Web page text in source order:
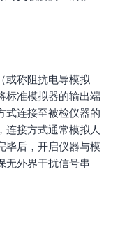
或称阻抗电导模拟
标准模拟器的输出端
式连接至被检仪器的
连接方式通常模拟人
毕后，开启仪器与模
无外界干扰信号串